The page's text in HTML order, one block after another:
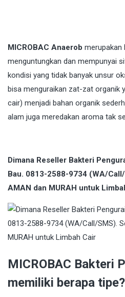
MICROBAC Anaerob
menguntungkan dan mempunyai
kondisi yang tidak banyak unsur
bisa menguraikan zat-zat organik
cair) menjadi bahan organik
alam juga meredakan aroma tak
Dimana Reseller Bakteri
Bau. 0813-2588-9734 (WA/
AMAN dan MURAH untuk
MICROBAC Bakteri
memiliki berapa tipe?